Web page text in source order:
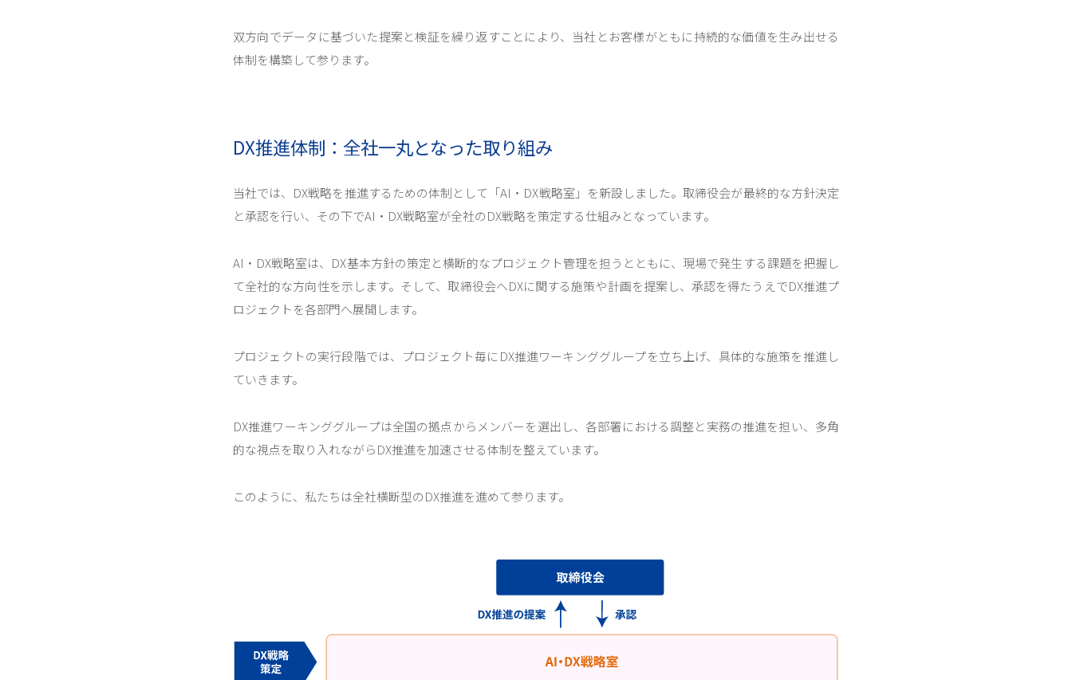
双方向でデータに基づいた提案と検証を繰り返すことにより、当社とお客様がともに持続的な価値を生み出せる
体制を構築して参ります。
DX推進体制：全社一丸となった取り組み
当社では、DX戦略を推進するための体制として「AI・DX戦略室」を新設しました。取締役会が最終的な方針決定
と承認を行い、その下でAI・DX戦略室が全社のDX戦略を策定する仕組みとなっています。
AI・DX戦略室は、DX基本方針の策定と横断的なプロジェクト管理を担うとともに、現場で発生する課題を把握し
て全社的な方向性を示します。そして、取締役会へDXに関する施策や計画を提案し、承認を得たうえでDX推進プ
ロジェクトを各部門へ展開します。
プロジェクトの実行段階では、プロジェクト毎にDX推進ワーキンググループを立ち上げ、具体的な施策を推進し
ていきます。
DX推進ワーキンググループは全国の拠点からメンバーを選出し、各部署における調整と実務の推進を担い、多角
的な視点を取り入れながらDX推進を加速させる体制を整えています。
このように、私たちは全社横断型のDX推進を進めて参ります。